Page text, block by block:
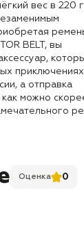
вес в 220
BELT, вы
а отправка
можно
Оценка 0